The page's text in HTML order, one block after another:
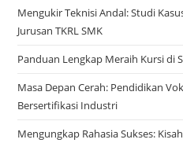
Mengukir Teknisi Andal: Studi
Jurusan TKRL SMK
Panduan Lengkap Meraih Kursi di
Masa Depan Cerah: Pendidikan
Bersertifikasi Industri
Mengungkap Rahasia Sukses: